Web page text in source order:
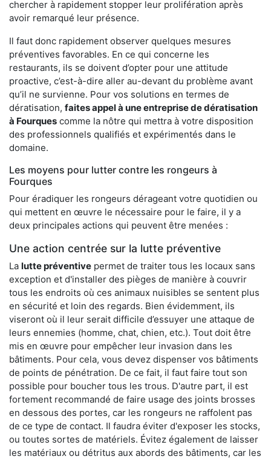
chercher à rapidement stopper leur prolifération après
avoir remarqué leur présence.
Il faut donc rapidement observer quelques mesures
préventives favorables. En ce qui concerne les
restaurants, ils se doivent d’opter pour une attitude
proactive, c’est-à-dire aller au-devant du problème avant
qu’il ne survienne. Pour vos solutions en termes de
dératisation, faites appel à une entreprise de dératisation
à Fourques comme la nôtre qui mettra à votre disposition
des professionnels qualifiés et expérimentés dans le
domaine.
Les moyens pour lutter contre les rongeurs à
Fourques
Pour éradiquer les rongeurs dérageant votre quotidien ou
qui mettent en œuvre le nécessaire pour le faire, il y a
deux principales actions qui peuvent être menées :
Une action centrée sur la lutte préventive
La lutte préventive permet de traiter tous les locaux sans
exception et d'installer des pièges de manière à couvrir
tous les endroits où ces animaux nuisibles se sentent plus
en sécurité et loin des regards. Bien évidemment, ils
viseront où il leur serait difficile d’essuyer une attaque de
leurs ennemies (homme, chat, chien, etc.). Tout doit être
mis en œuvre pour empêcher leur invasion dans les
bâtiments. Pour cela, vous devez dispenser vos bâtiments
de points de pénétration. De ce fait, il faut faire tout son
possible pour boucher tous les trous. D'autre part, il est
fortement recommandé de faire usage des joints brosses
en dessous des portes, car les rongeurs ne raffolent pas
de ce type de contact. Il faudra éviter d'exposer les stocks,
ou toutes sortes de matériels. Évitez également de laisser
les matériaux ou détritus aux abords des bâtiments, car les